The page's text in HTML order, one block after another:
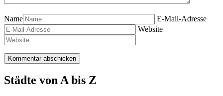
Name
E-Mail-Adresse
Website
Städte von A bis Z